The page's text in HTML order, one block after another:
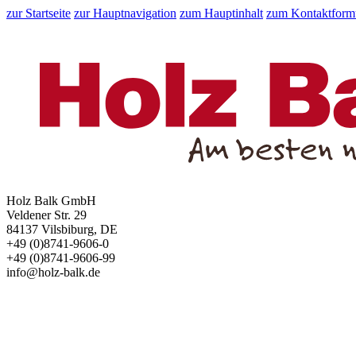
zur Startseite zur Hauptnavigation zum Hauptinhalt zum
Holz Balk GmbH
Veldener Str. 29
84137 Vilsbiburg, DE
+49 (0)8741-9606-0
+49 (0)8741-9606-99
info@holz-balk.de